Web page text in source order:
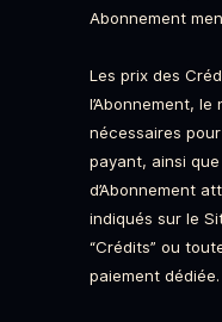
Abonnement
Les prix des
l’Abonnement,
nécessaires
payant, ainsi
d’Abonnement
indiqués sur le
“Crédits” ou
paiement dédiée.